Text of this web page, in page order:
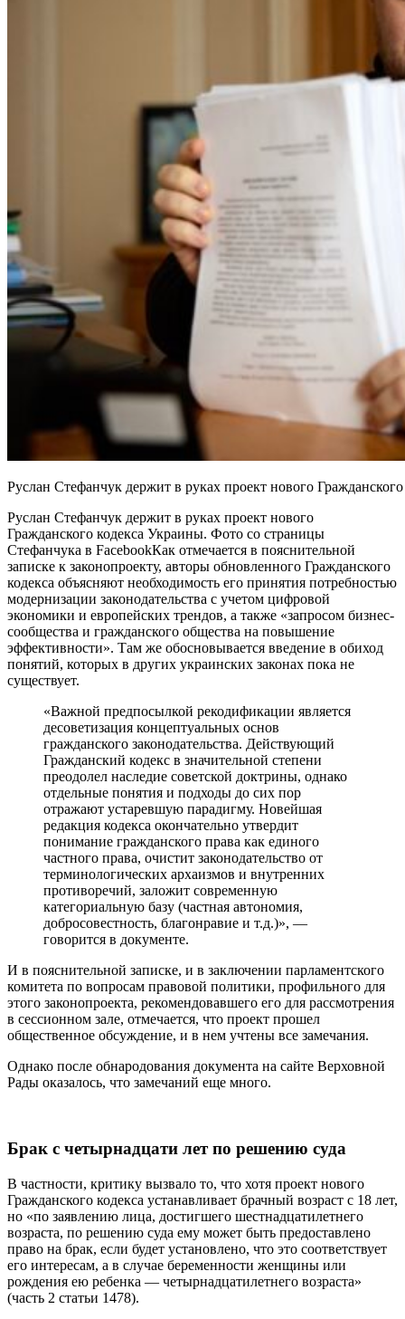
Руслан Стефанчук держит в руках проект нового
Руслан Стефанчук держит в руках проект нового
Гражданского кодекса Украины. Фото со страницы
Стефанчука в FacebookКак отмечается в пояснительной
записке к законопроекту, авторы обновленного Гражданского
кодекса объясняют необходимость его принятия потребностью
модернизации законодательства с учетом цифровой
экономики и европейских трендов, а также «запросом бизнес-
сообщества и гражданского общества на повышение
эффективности». Там же обосновывается введение в обиход
понятий, которых в других украинских законах пока не
существует.
«Важной предпосылкой рекодификации является
десоветизация концептуальных основ
гражданского законодательства. Действующий
Гражданский кодекс в значительной степени
преодолел наследие советской доктрины, однако
отдельные понятия и подходы до сих пор
отражают устаревшую парадигму. Новейшая
редакция кодекса окончательно утвердит
понимание гражданского права как единого
частного права, очистит законодательство от
терминологических архаизмов и внутренних
противоречий, заложит современную
категориальную базу (частная автономия,
добросовестность, благонравие и т.д.)», —
говорится в документе.
И в пояснительной записке, и в заключении парламентского
комитета по вопросам правовой политики, профильного для
этого законопроекта, рекомендовавшего его для рассмотрения
в сессионном зале, отмечается, что проект прошел
общественное обсуждение, и в нем учтены все замечания.
Однако после обнародования документа на сайте Верховной
Рады оказалось, что замечаний еще много.
Брак с четырнадцати лет по решению суда
В частности, критику вызвало то, что хотя проект нового
Гражданского кодекса устанавливает брачный возраст с 18 лет,
но «по заявлению лица, достигшего шестнадцатилетнего
возраста, по решению суда ему может быть предоставлено
право на брак, если будет установлено, что это соответствует
его интересам, а в случае беременности женщины или
рождения ею ребенка — четырнадцатилетнего возраста»
(часть 2 статьи 1478).